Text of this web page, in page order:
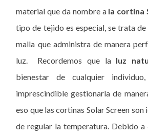
material que da nombre a la cortina
tipo de tejido es especial, se trata
malla que administra de manera
luz. Recordemos que la luz
bienestar de cualquier
imprescindible gestionarla de
eso que las cortinas Solar Screen son
de regular la temperatura. Debido